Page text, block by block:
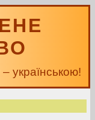
українською!